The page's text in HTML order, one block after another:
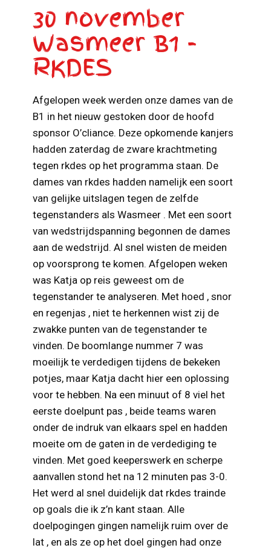
30 november
Wasmeer B1 -
RKDES
Afgelopen week werden onze dames van de
B1 in het nieuw gestoken door de hoofd
sponsor O’cliance. Deze opkomende kanjers
hadden zaterdag de zware krachtmeting
tegen rkdes op het programma staan. De
dames van rkdes hadden namelijk een soort
van gelijke uitslagen tegen de zelfde
tegenstanders als Wasmeer . Met een soort
van wedstrijdspanning begonnen de dames
aan de wedstrijd. Al snel wisten de meiden
op voorsprong te komen. Afgelopen weken
was Katja op reis geweest om de
tegenstander te analyseren. Met hoed , snor
en regenjas , niet te herkennen wist zij de
zwakke punten van de tegenstander te
vinden. De boomlange nummer 7 was
moeilijk te verdedigen tijdens de bekeken
potjes, maar Katja dacht hier een oplossing
voor te hebben. Na een minuut of 8 viel het
eerste doelpunt pas , beide teams waren
onder de indruk van elkaars spel en hadden
moeite om de gaten in de verdediging te
vinden. Met goed keeperswerk en scherpe
aanvallen stond het na 12 minuten pas 3-0.
Het werd al snel duidelijk dat rkdes trainde
op goals die ik z’n kant staan. Alle
doelpogingen gingen namelijk ruim over de
lat , en als ze op het doel gingen had onze